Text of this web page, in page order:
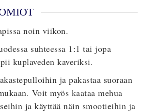
noin viikon.
suhteessa 1:1 tai jopa
kuplaveden kaveriksi.
ja pakastaa suoraan
Voit myös kaataa mehua
ja käyttää näin smootieihin ja